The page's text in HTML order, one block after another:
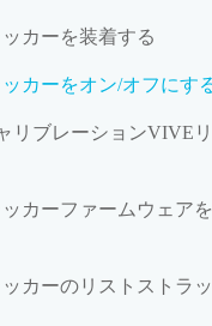
カーを装着する
カーをオン/オフにす
リブレーションVIVE
カーファームウェア
カーのリストストラ